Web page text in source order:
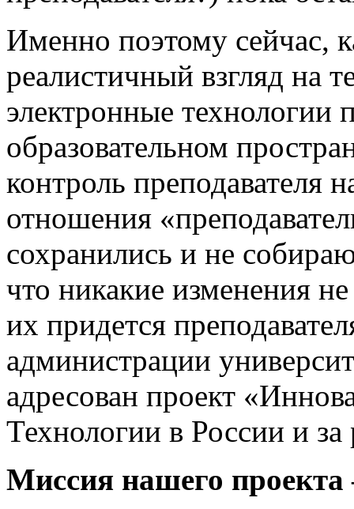
Именно поэтому сейчас,
реалистичный взгляд на
электронные технологии
образовательном
контроль преподавателя
отношения
сохранились и не
что никакие изменения
их придется
администрации
адресован проект
Технологии в России и
Миссия нашего